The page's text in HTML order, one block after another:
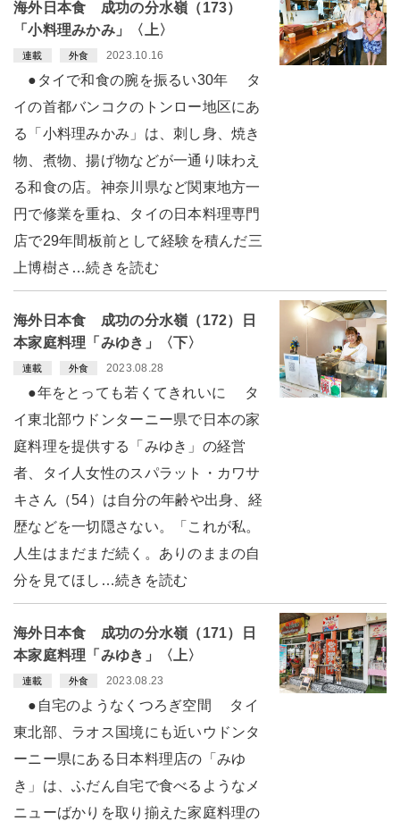
海外日本食 成功の分水嶺（173）
「小料理みかみ」〈上〉
連載 外食 2023.10.16
●タイで和食の腕を振るい30年 タ
イの首都バンコクのトンロー地区にあ
る「小料理みかみ」は、刺し身、焼き
物、煮物、揚げ物などが一通り味わえ
る和食の店。神奈川県など関東地方一
円で修業を重ね、タイの日本料理専門
店で29年間板前として経験を積んだ三
上博樹さ…続きを読む
海外日本食 成功の分水嶺（172）日
本家庭料理「みゆき」〈下〉
連載 外食 2023.08.28
●年をとっても若くてきれいに タ
イ東北部ウドンターニー県で日本の家
庭料理を提供する「みゆき」の経営
者、タイ人女性のスパラット・カワサ
キさん（54）は自分の年齢や出身、経
歴などを一切隠さない。「これが私。
人生はまだまだ続く。ありのままの自
分を見てほし…続きを読む
海外日本食 成功の分水嶺（171）日
本家庭料理「みゆき」〈上〉
連載 外食 2023.08.23
●自宅のようなくつろぎ空間 タイ
東北部、ラオス国境にも近いウドンタ
ーニー県にある日本料理店の「みゆ
き」は、ふだん自宅で食べるようなメ
ニューばかりを取り揃えた家庭料理の